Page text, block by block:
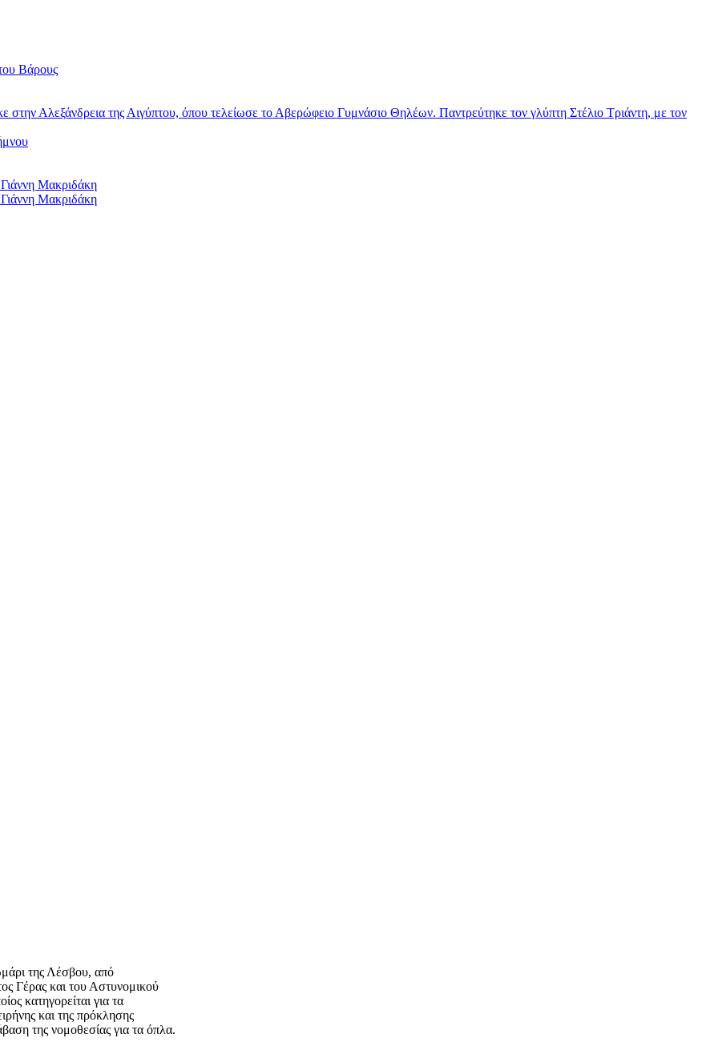
Βάρους
Αλεξάνδρεια της Αιγύπτου, όπου τελείωσε το Αβερώφειο Γυμνάσιο Θηλέων. Παντρεύτηκε τον γλύπτη Στέλιο Τριάντη, με τον
Μακριδάκη
Μακριδάκη
της Λέσβου, από
Γέρας και του Αστυνομικού
κατηγορείται για τα
και της πρόκλησης
της νομοθεσίας για τα όπλα.